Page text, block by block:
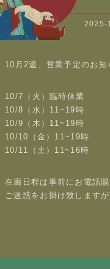
2025-
10月2週、営業予定のお知
10/7（火）臨時休業
10/8（水）11~19時
10/9（木）11~19時
10/10（金）11~19時
10/11（土）11~16時
在廊日程は事前にお電話
ご迷惑をお掛け致します